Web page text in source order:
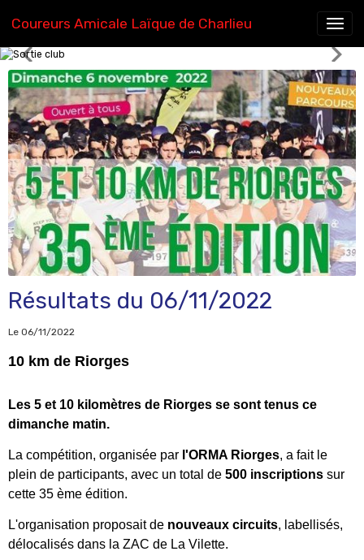
Coureurs Amicale Laïque de CharlieuEcole d'athlétisme
Résultats du 06/11/2022
Le 06/11/2022
10 km de Riorges
Les 5 et 10 kilomètres de Riorges se sont tenus ce
dimanche matin.
La compétition, organisée par l'ORMA Riorges, a fait le
plein de participants, avec un total de 500 inscriptions sur
cette 35 ème édition.
L'organisation proposait de nouveaux circuits, labellisés,
délocalisés dans la ZAC de La Vilette.